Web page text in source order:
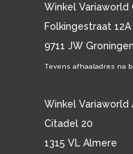
Winkel Variaworld
Folkingestraat 12A
9711 JW Groningen
Tevens afhaaladres na
Winkel Variaworld
Citadel 20
1315 VL Almere